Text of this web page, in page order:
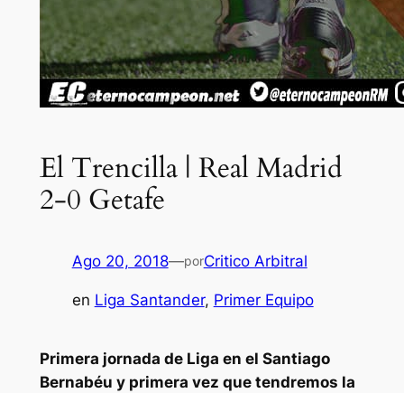
El Trencilla | Real Madrid
2-0 Getafe
Ago 20, 2018—porCritico Arbitral
en Liga Santander, Primer Equipo
Primera jornada de Liga en el Santiago
Bernabéu y primera vez que tendremos la